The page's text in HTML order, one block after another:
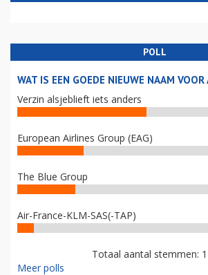
POLL
WAT IS EEN GOEDE NIEUWE NAAM
Verzin alsjeblieft iets anders
European Airlines Group (EAG)
The Blue Group
Air-France-KLM-SAS(-TAP)
Totaal aantal stemmen:
Meer polls